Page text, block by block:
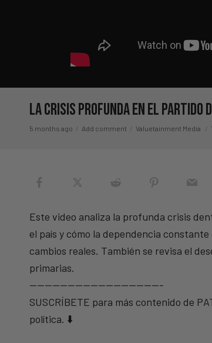
La Crisis Profunda En El Partido
5 months ago Add comment Valuetainment Media
Este video analiza la profunda crisis
el país y cómo la dependencia
cambios reales. También se revisa el
primarias.
—————————————————-
SUSCRÍBETE para más contenido de
política. ⬇️